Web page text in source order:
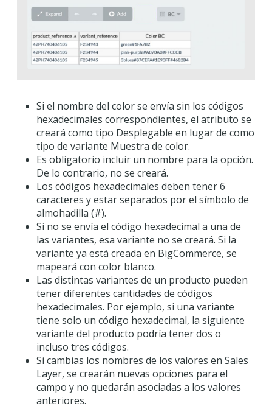
Si el nombre del color se envía sin los códigos
hexadecimales correspondientes, el atributo se
creará como tipo Desplegable en lugar de como
tipo de variante Muestra de color.
Es obligatorio incluir un nombre para la opción.
De lo contrario, no se creará.
Los códigos hexadecimales deben tener 6
caracteres y estar separados por el símbolo de
almohadilla (#).
Si no se envía el código hexadecimal a una de
las variantes, esa variante no se creará. Si la
variante ya está creada en BigCommerce, se
mapeará con color blanco.
Las distintas variantes de un producto pueden
tener diferentes cantidades de códigos
hexadecimales. Por ejemplo, si una variante
tiene solo un código hexadecimal, la siguiente
variante del producto podría tener dos o
incluso tres códigos.
Si cambias los nombres de los valores en Sales
Layer, se crearán nuevas opciones para el
campo y no quedarán asociadas a los valores
anteriores.